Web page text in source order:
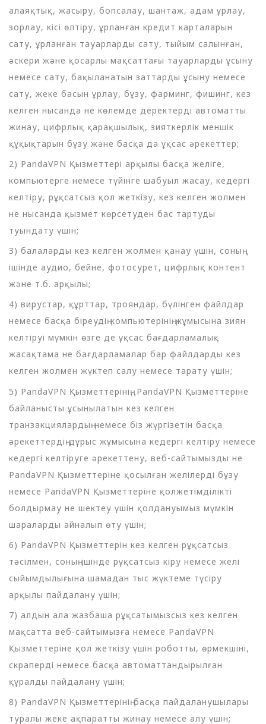
алаяқтық, жасыру, бопсалау, шантаж, адам ұрлау,
зорлау, кісі өлтіру, ұрланған кредит карталарын
сату, ұрланған тауарларды сату, тыйым салынған,
әскери және қосарлы мақсаттағы тауарларды ұсыну
немесе сату, бақыланатын заттарды ұсыну немесе
сату, жеке басын ұрлау, бұзу, фарминг, фишинг, кез
келген нысанда не көлемде деректерді автоматты
жинау, цифрлық қарақшылық, зияткерлік меншік
құқықтарын бұзу және басқа да ұқсас әрекеттер;
2) PandaVPN Қызметтері арқылы басқа желіге,
компьютерге немесе түйінге шабуыл жасау, кедергі
келтіру, рұқсатсыз қол жеткізу, кез келген жолмен
не нысанда қызмет көрсетуден бас тартуды
туындату үшін;
3) балаларды кез келген жолмен қанау үшін, соның
ішінде аудио, бейне, фотосурет, цифрлық контент
және т.б. арқылы;
4) вирустар, құрттар, трояндар, бүлінген файлдар
немесе басқа біреудің компьютерінің жұмысына зиян
келтіруі мүмкін өзге де ұқсас бағдарламалық
жасақтама не бағдарламалар бар файлдарды кез
келген жолмен жүктеп салу немесе тарату үшін;
5) PandaVPN Қызметтерінің, PandaVPN Қызметтеріне
байланысты ұсынылатын кез келген
транзакциялардың немесе біз жүргізетін басқа
әрекеттердің дұрыс жұмысына кедергі келтіру немесе
кедергі келтіруге әрекеттену, веб-сайтымызды не
PandaVPN Қызметтеріне қосылған желілерді бұзу
немесе PandaVPN Қызметтеріне қолжетімділікті
болдырмау не шектеу үшін қолдануымыз мүмкін
шараларды айналып өту үшін;
6) PandaVPN Қызметтерін кез келген рұқсатсыз
тәсілмен, соның ішінде рұқсатсыз кіру немесе желі
сыйымдылығына шамадан тыс жүктеме түсіру
арқылы пайдалану үшін;
7) алдын ала жазбаша рұқсатымызсыз кез келген
мақсатта веб-сайтымызға немесе PandaVPN
Қызметтеріне қол жеткізу үшін роботты, өрмекшіні,
скраперді немесе басқа автоматтандырылған
құралды пайдалану үшін;
8) PandaVPN Қызметтерінің басқа пайдаланушылары
туралы жеке ақпаратты жинау немесе алу үшін;